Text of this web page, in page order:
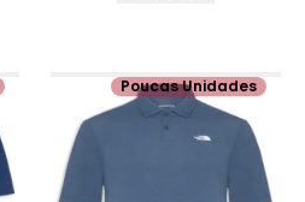
Poucas Unidades